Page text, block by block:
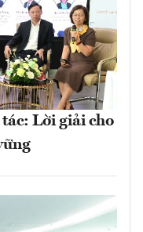
Lời giải cho